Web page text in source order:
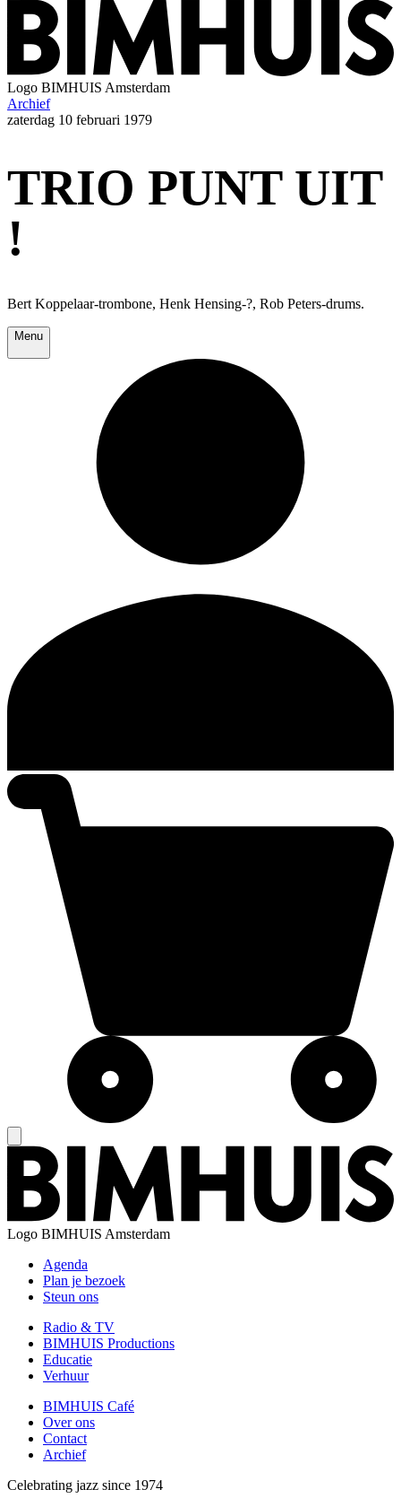
Logo BIMHUIS Amsterdam
Archief
zaterdag 10 februari 1979
TRIO PUNT UIT
!
Bert Koppelaar-trombone, Henk Hensing-?, Rob Peters-drums.
Menu
Logo BIMHUIS Amsterdam
Agenda
Plan je bezoek
Steun ons
Radio & TV
BIMHUIS Productions
Educatie
Verhuur
BIMHUIS Café
Over ons
Contact
Archief
Celebrating jazz since 1974